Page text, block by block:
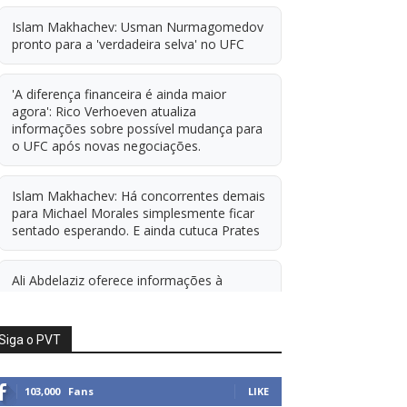
Islam Makhachev: Usman Nurmagomedov
pronto para a 'verdadeira selva' no UFC
'A diferença financeira é ainda maior
agora': Rico Verhoeven atualiza
informações sobre possível mudança para
o UFC após novas negociações.
Islam Makhachev: Há concorrentes demais
para Michael Morales simplesmente ficar
sentado esperando. E ainda cutuca Prates
Ali Abdelaziz oferece informações à
negociação
o PVT
103,000 Fans LIKE